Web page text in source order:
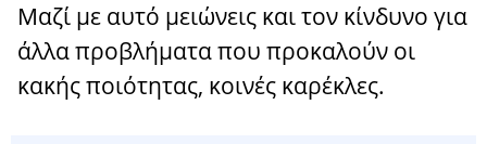
Μαζί με αυτό μειώνεις και τον κίνδυνο για
άλλα προβλήματα που προκαλούν οι
κακής ποιότητας, κοινές καρέκλες.